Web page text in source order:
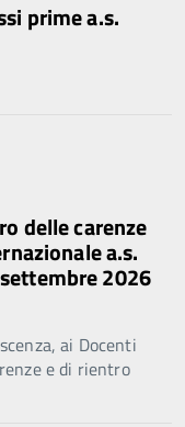
prime a.s.
delle carenze
a.s.
2026
ai Docenti
e di rientro